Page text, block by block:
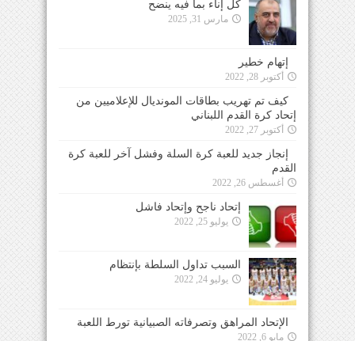
كل إناء بما فيه ينضح
مارس 31, 2025
إتهام خطير
أكتوبر 28, 2022
كيف تم تهريب بطاقات المونديال للإعلاميين من
إتحاد كرة القدم اللبناني
أكتوبر 27, 2022
إنجاز جديد للعبة كرة السلة وفشل آخر للعبة كرة
القدم
أغسطس 26, 2022
إتحاد ناجح وإتحاد فاشل
يوليو 25, 2022
السبب تداول السلطة بإنتظام
يوليو 24, 2022
الإتحاد المراهق وتصرفاته الصبيانية تورط اللعبة
مايو 6, 2022